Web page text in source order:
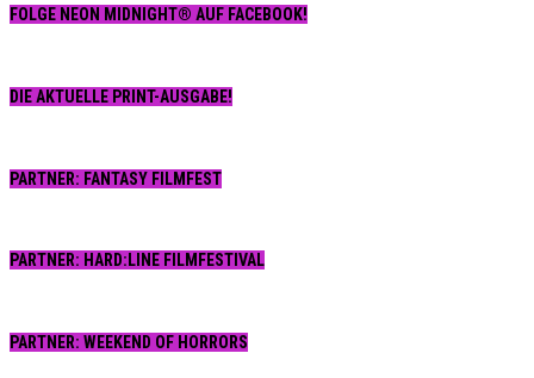
FOLGE NEON MIDNIGHT® AUF FACEBOOK!
DIE AKTUELLE PRINT-AUSGABE!
PARTNER: FANTASY FILMFEST
PARTNER: HARD:LINE FILMFESTIVAL
PARTNER: WEEKEND OF HORRORS